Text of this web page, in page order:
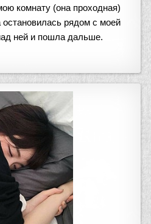
комнату (она проходная)
рядом с моей
ней и пошла дальше.